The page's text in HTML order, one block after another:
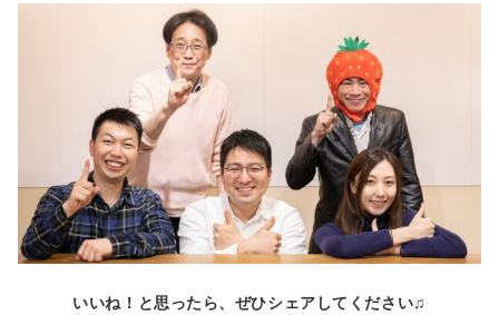
いいね！と思ったら、ぜひシェアしてください♫